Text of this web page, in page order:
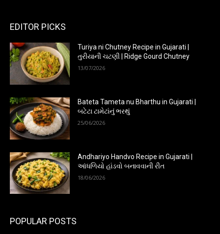
EDITOR PICKS
Turiya ni Chutney Recipe in Gujarati |
તુરીયાની ચટણી | Ridge Gourd Chutney
13/07/2026
Bateta Tameta nu Bharthu in Gujarati |
બટેટા ટામેટાંનું ભરથું
25/06/2026
Andhariyo Handvo Recipe in Gujarati |
આંધળિયો હાંડવો બનાવવાની રીત
18/06/2026
POPULAR POSTS